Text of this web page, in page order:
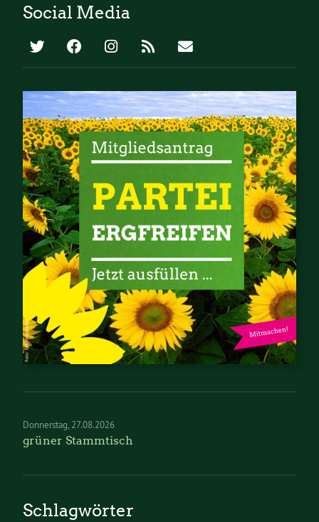
Social Media
Donnerstag 27.08.2026
grüner Stammtisch
Schlagwörter